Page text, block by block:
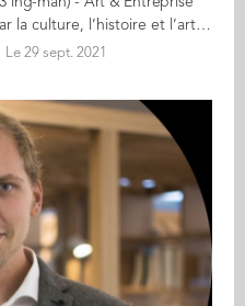
J’ai toujours été passionnée par la culture, l’histoire et l’art Un océan... c’est ainsi que Chloé Dasse (GE 13) définit l’art. Infini, surprenant, insaisissable… tout comme son parcours si riche d'audace, de nouvelles expériences. Ingénieure-manager, Chloé sort régulièrement des cases, que ce soit par le voyage, les milieux qu’elle fréquente, ses activités, pour ensuite intégrer ces nouveautés, ces points de vue différents, pour une vision sans cesse renouvelée. Structurée et organisée comme une ingénieure, décalée comme une commerciale ! En 2020, elle fonde, avec son amie Ayoko, MUSY, une société qui accompagne, conseille les entreprises et les particuliers dans l’acquisition d’œuvres d’art, originales ou personnalisées : investissements, défiscalisation, décoration, recherche d’œuvres particulières ou encore évènementiel. Tout comme l’océan est influencé par les vents et marées, les projets de Chloé sont animés par sa passion et les rencontres. 1) Comment passe-t-on d’un double diplôme d’informatique & génie civil à la création d’une société d’art ? J’ai toujours été passionnée par la culture, l’histoire et l’art. Pendant des années, j’ai écumé les musées d’Europe et me suis entourée d’artistes ou passionnés de culture. Quelques années après l’obtention du double diplôme ingénieure-manager, j’ai créé ma société d’architecture d’intérieur. Je travaillais à la décoration des bâtiments ou à la rénovation de monuments historiques, entre la France et l’Espagne. Nos activités regroupaient le travail des moulures, la peinture de décorations ou de trompe-l’œil. Les artisans avec lequels nous travaillions étaient pour la plupart artistes également. Bien sûr, il y avait d’autres enjeux que l’aspect artistique : les cahiers des charges étaient très complets concernant les techniques à utiliser, la pigmentation, la colorimétrie… Peu à peu, je me suis concentrée sur la dimension artistique. J’ai commencé par mettre de côté la partie gestion de chantier en fermant cette société. A l’occasion d’un weekend, je pars à Oslo visiter le musée Munch pour voir le fameux Cri. Aussi excitée que par la découverte de la Joconde, je me trouve face au tableau, et là… Je m’attendais à ressentir un tout autre sentiment. Je m'attendais à un tableau plus grand, plus impressionnant, plus saisissant. Je m’intéresse quand même à ce que le musée peut m’apprendre sur le tableau en scannant le QR code. J'atterris sur la page explicative de l’œuvre, extrêmement bien construite, et découvre tout du peintre, de son univers, du contexte personnel de la création de l’œuvre, du contexte historique, du tournant de l’histoire de l’art dans lequel elle s’insère… J’avais l’impression de dialoguer avec le peintre, et d’écouter son histoire qu’il me racontait lui-même. Grâce à cette grille de lecture, mon expérience s'est transformée. Après ce weekend, je retourne en Espagne et échange avec une amie Ayoko, aujourd’hui mon associée : la dimension humaine que m’a apportée le musée a totalement changé mon expérience, et combien elle me semble importante dans notre rapport à l’art. Elle s’est retrouvée face aux mêmes problématiques de relations humaines dans le domaine de l’art. Le concept de l’entreprise était né. Nous souhaitions remettre au centre des échanges l'Homme et accompagner de futurs acquéreurs ou collectionneurs dans leur démarche. 2) Que vous a apporté le double diplôme Audencia-Mines de Douai ? J’ai vu dans ce double diplôme deux lectures totalement différentes du monde, et pourtant tellement complémentaires. Mes études d’ingénieur m’ont appris à étudier une situation d'un point de vue technique, à y répondre sous forme de cahier des charges et de gestion de projet. Les solutions sont structurées et rationnelles. Lorsque j’ai intégré Audencia, j’ai découvert tout ce qui entourait un projet technique. Un nouveau monde, très peu abordé jusqu’à présent en école d’ingénieur : le monde de la finance, du marketing, de la vente. J’y ai appris à déstructurer ma pensée, à la considérer à bien plus grande échelle, à y intégrer de nouveaux paramètres. De façon générale, cette formation conjointe a mis à ma disposition une boîte à outils pour une compréhension globale. J’en ai retiré cette capacité à apprendre, en permanence, à trouver des ressources, à vérifier mes sources, à en trouver de nouvelles, à chercher sans cesse à renouveler mon analyse, une appétence à comprendre, une flexibilité. Elles m’ont transmis le goût de la curiosité et de l’audace. Tout a une solution, il suffit de la trouver. 3) Qu’est-ce qui vous passionne le plus dans votre métier ? L’humain ?. Nous sommes une société de conseil. Nous apportons donc une réponse sur-mesure à chaque personne. Nous recevons et gérons des demandes très différentes, et comme l’art fait appel à l’émotion, ces demandes nécessitent souvent d’être décryptées. Il nous arrive par exemple très fréquemment d’être contactées par des sociétés sur des thématiques fiscales ou par des particuliers pour de l’investissement. Mais systématiquement, à un moment donné, le cœur reprend sa place et le financier se complète de l’émotion. Je trouve cette double lecture passionnante. La rationalité versus le plaisir. La raison versus l’identité personnelle. L’humain est l’élément central de notre travail : avec nos clients, les artistes avec qui nous collaborons, nos partenaires, nos prescripteurs… L’essence même de MUSY réside dans la possibilité de matérialiser le croisement des univers d’artistes avec les envies de chacun. C’est passionnant ! Le processus artistique devient une expérience, une démarche qui nous fait vibrer. 4) Si vous étiez un tableau, quel serait-il ? Quelle question complexe quand on est passionnée d'art ! Cela impliquerait de choisir entre l’art classique et l’art moderne ou contemporain, de rentrer dans une case et d’être une seule œuvre… J’ai souvent eu du mal à choisir, et donc à renoncer. Depuis que j’ai intégré Audencia, j’ai été slasheuse. Deux vies, deux métiers, des études en parallèle, plus de richesses ! Si je poussais un peu cette question, je dirais que la notion de choix est primordiale. C’est le fondamental de la liberté à mes yeux. Après réflexion, je ne serais pas un tableau, mais plutôt une performance, ou une structure d’art éphémère. Je préférerais être une œuvre en constante évolution, en transformation permanente, au gré de mon créateur ou de mon environnement, réinterprétable à l’infini, renouvelant sans cesse son existence. 5) Quel est votre meilleur souvenir à l'Ecole ? J’ai deux souvenirs qui m’ont particulièrement marquée : 1) Celui de l'entretien d’admission à l’Ecole. Plus qu’un entretien, c’était un moment de dialogue et d’échange avec l’interviewer. J'ai trouvé agréable d’être considérée comme une professionnelle en puissance et non pas pour une simple élève. C'est là que j’ai pressenti que j’allais apprendre beaucoup en intégrant Audencia, que j’allais devoir aller plus loin dans l’articulation de ma pensée, mes opinions et mon processus de décision. Dès le départ, l’Ecole s’est positionnée comme la dernière ligne droite avant le monde professionnel, bien plus que comme une formation académique. 2) Celui de mon acceptation à Berkeley. C’était avant tout un objectif personnel tant Berkeley me semblait la destination la plus prestigieuse des summers schools proposées à l’époque. C’est donc là-bas que je devais aller, point. Entre les notes générales et le niveau d’anglais, j’ai fait en sorte que mon dossier soit à la hauteur pour partir. C’était ma victoire personnelle que de pouvoir y aller. En effet, je savais que je serais entrepreneuse. Je travaillais d’ailleurs, à l’époque, à aider un membre de ma famille dans le développement de sa société. J’ai même dû faire un aller-retour San Francisco – Madrid sur 4 jours car nous avions gagné une compétition organisée par Siemens. San Francisco représentait l’El Dorado des entrepreneurs. Je souhaitais découvrir cet environnement, la mentalité associée et m’en nourrir. C’est en effet un positionnement très différent de l’Europe. J’y ai beaucoup appris, notamment une façon d’appréhender les challenges que je gère au quotidien.
Le 29 sept. 2021